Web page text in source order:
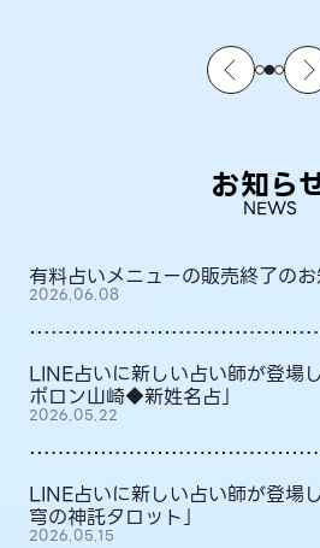
お知ら
NEWS
有料占いメニューの販売終了の
2026.06.08
LINE占いに新しい占い師が登場
ポロン山崎◆新姓名占」
2026.05.22
LINE占いに新しい占い師が登場
穹の神託タロット」
2026.05.15